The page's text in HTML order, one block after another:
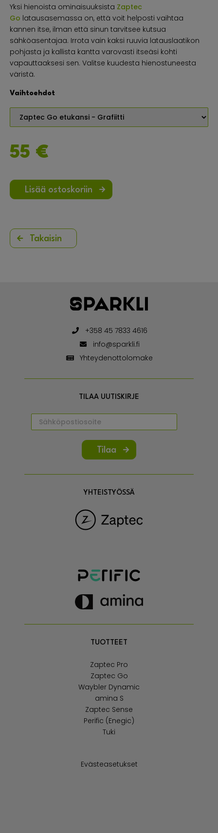
Yksi hienoista ominaisuuksista Zaptec
Go latausasemassa on, että voit helposti vaihtaa
kannen itse, ilman että sinun tarvitsee kutsua
sähköasentajaa. Irrota vain kaksi ruuvia latauslaatikon
pohjasta ja kallista kantta varovasti itseäsi kohti
vapauttaaksesi sen. Valitse kuudesta hienostuneesta
väristä.
Vaihtoehdot
55 €
Lisää ostoskoriin
Takaisin
+358 45 7833 4616
info@sparkli.fi
Yhteydenottolomake
TILAA UUTISKIRJE
Tilaa
YHTEISTYÖSSÄ
TUOTTEET
Zaptec Pro
Zaptec Go
Waybler Dynamic
amina S
Zaptec Sense
Perific (Enegic)
Tuki
Evästeasetukset